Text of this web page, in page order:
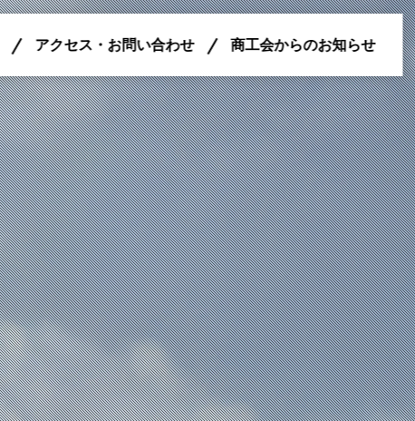
アクセス・お問い合わせ 商工会からのお知らせ